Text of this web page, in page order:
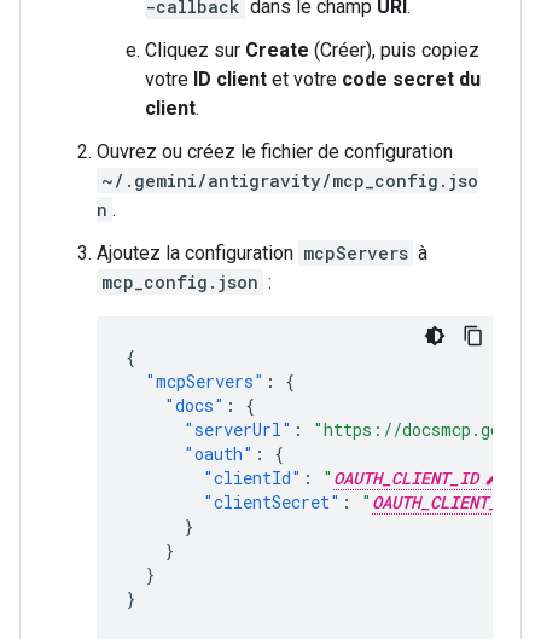
-callback dans le champ URI .
Cliquez sur Create (Créer), puis copiez
votre ID client et votre code secret du
client.
Ouvrez ou créez le fichier de configuration
~/.gemini/antigravity/mcp_config.jso
n .
Ajoutez la configuration mcpServers à
mcp_config.json :
{
"mcpServers" :
{
"docs" :
{
"serverUrl" :
"https://
"oauth" :
{
"clientId" : " OAUTH_CLIENT_ID
"clientSecret" : "
}
}
}
}